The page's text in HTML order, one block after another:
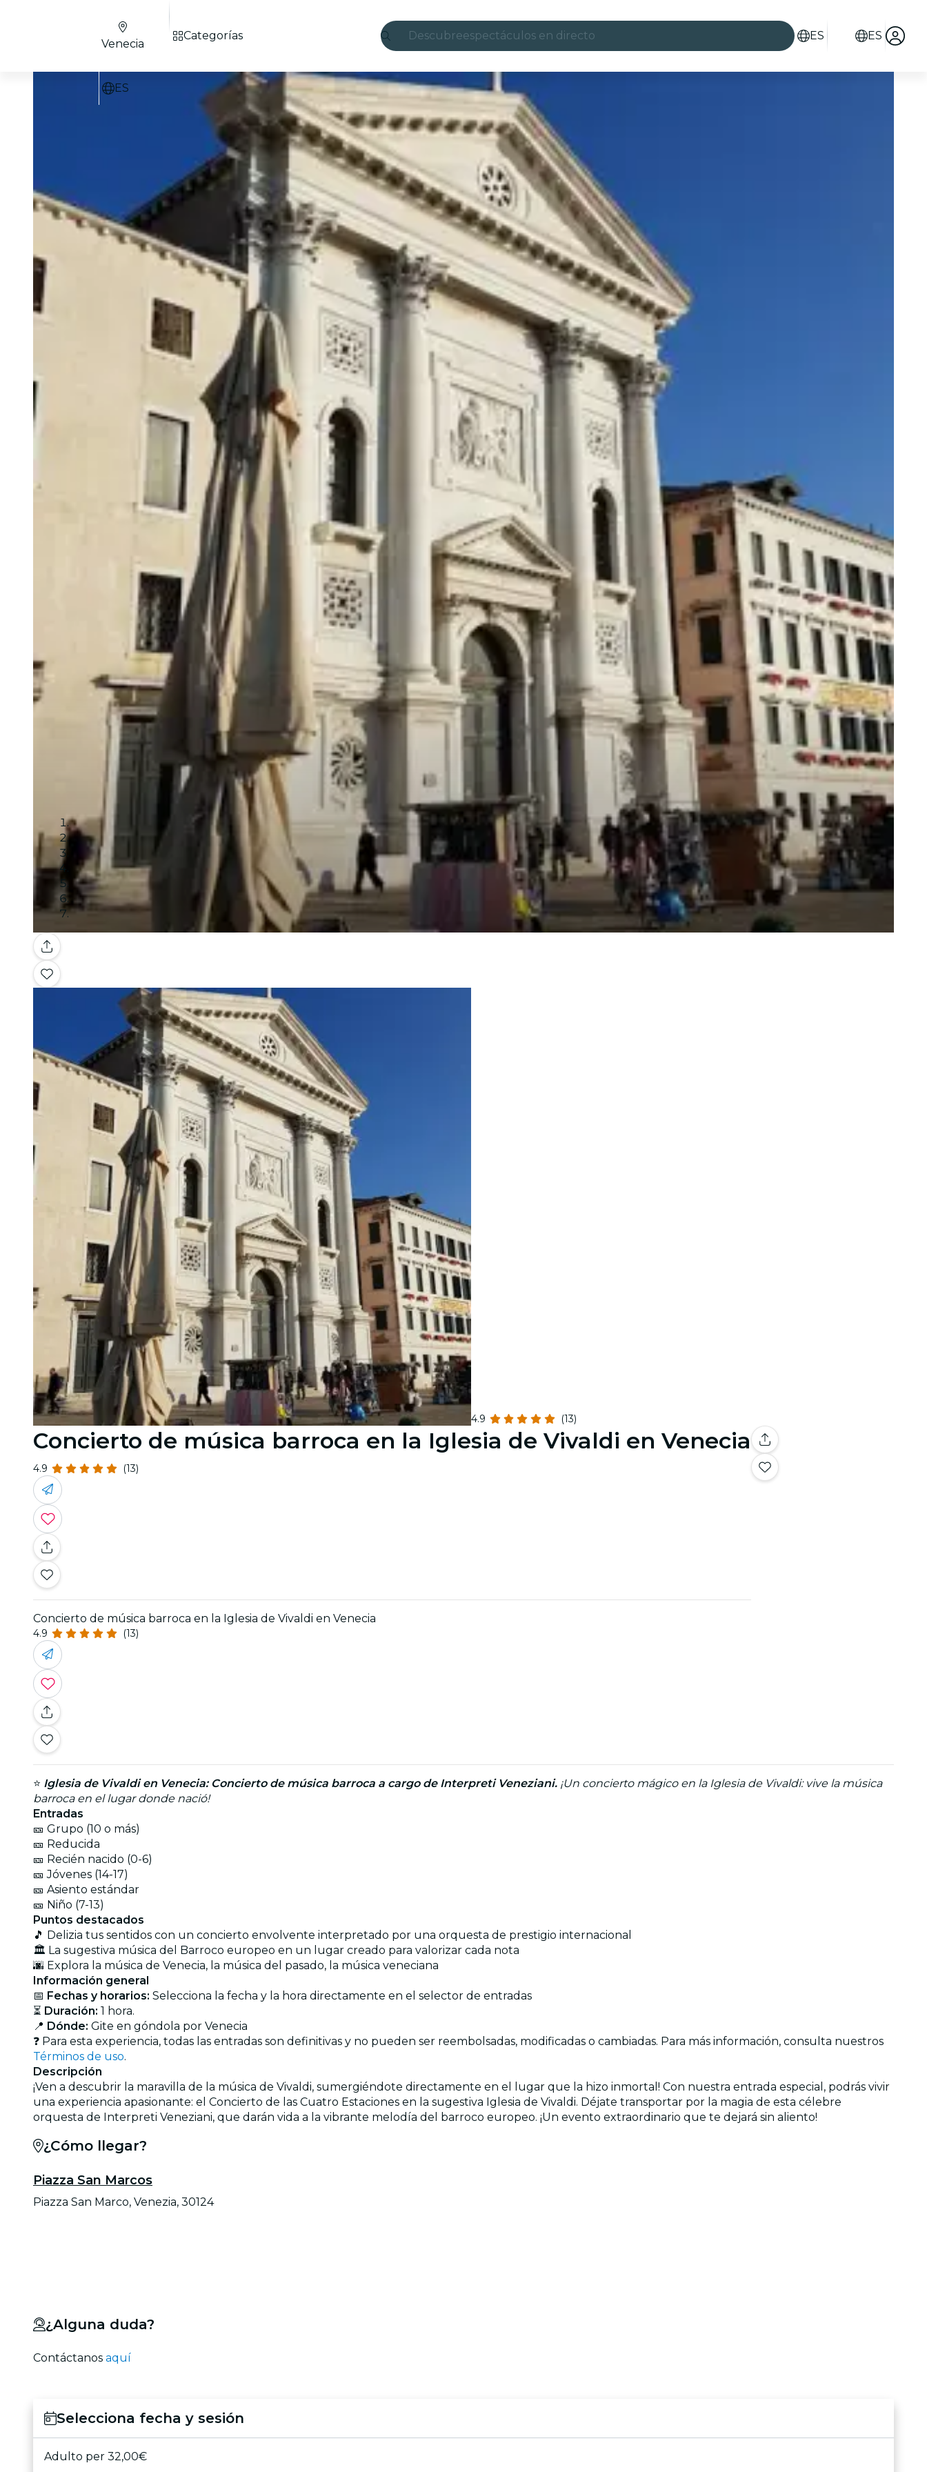
Descubreespectáculos en directo
candlelight
Londres
experiencias y ciudades
São Paulo
exposiciones
Seúl
recorridos por la ciudad
conciertos
restaurantes
ES ES
Venecia
ES
Categorías
Galería
4.9 (13)
Concierto de música barroca en la Iglesia de Vivaldi en Venecia
4.9 (13)
Concierto de música barroca en la Iglesia de Vivaldi en Venecia
4.9 (13)
⭐ Iglesia de Vivaldi en Venecia: Concierto de música barroca a cargo de Interpreti Veneziani. ¡Un concierto mágico en la Iglesia de Vivaldi: vive la música
barroca en el lugar donde nació!
Entradas
🎫 Grupo (10 o más)
🎫 Reducida
🎫 Recién nacido (0-6)
🎫 Jóvenes (14-17)
🎫 Asiento estándar
🎫 Niño (7-13)
Puntos destacados
🎵 Delizia tus sentidos con un concierto envolvente interpretado por una orquesta de prestigio internacional
🏛 La sugestiva música del Barroco europeo en un lugar creado para valorizar cada nota
🌆 Explora la música de Venecia, la música del pasado, la música veneciana
Información general
📅 Fechas y horarios: Selecciona la fecha y la hora directamente en el selector de entradas
⏳ Duración: 1 hora.
📍 Dónde: Gite en góndola por Venecia
❓ Para esta experiencia, todas las entradas son definitivas y no pueden ser reembolsadas, modificadas o cambiadas. Para más información, consulta nuestros
Términos de uso.
Descripción
¡Ven a descubrir la maravilla de la música de Vivaldi, sumergiéndote directamente en el lugar que la hizo inmortal! Con nuestra entrada especial, podrás vivir
una experiencia apasionante: el Concierto de las Cuatro Estaciones en la sugestiva Iglesia de Vivaldi. Déjate transportar por la magia de esta célebre
orquesta de Interpreti Veneziani, que darán vida a la vibrante melodía del barroco europeo. ¡Un evento extraordinario que te dejará sin aliento!
¿Cómo llegar?
Piazza San Marcos
Piazza San Marco, Venezia, 30124
¿Alguna duda?
Contáctanos aquí
Selecciona fecha y sesión
Adulto per 32,00€